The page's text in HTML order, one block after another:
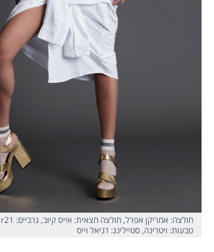
טבעות: ויטרינה, סטיילינג: דניאל וייס